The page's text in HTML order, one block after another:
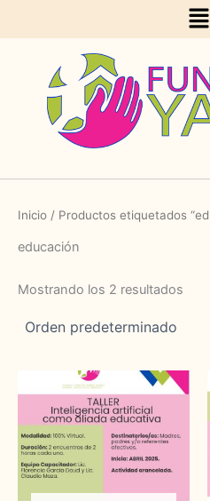
Inicio / Productos etiquetados
educación
Mostrando los 2 resultados